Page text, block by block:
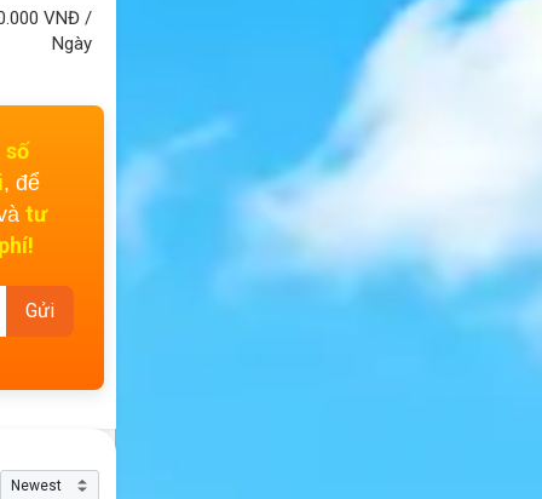
VNĐ/
Ngày
số
, để
tư